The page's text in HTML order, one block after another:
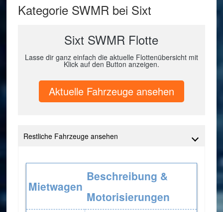
Kategorie SWMR bei Sixt
Sixt SWMR Flotte
Lasse dir ganz einfach die aktuelle Flottenübersicht mit
Klick auf den Button anzeigen.
Aktuelle Fahrzeuge ansehen
Restliche Fahrzeuge ansehen
Mietwagen
Beschreibung &
Motorisierungen